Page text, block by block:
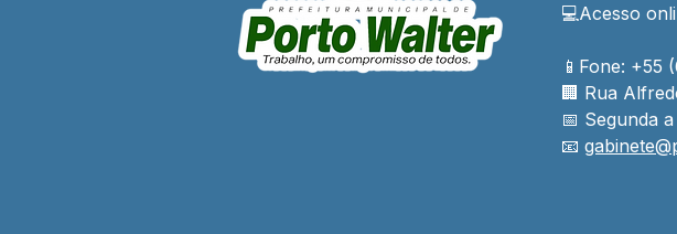
💻Acesso
📱Fone: +55
🏢 Rua
📅 Segunda
📧 gabinete@